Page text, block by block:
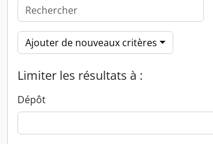
Ajouter de nouveaux critères
Limiter les résultats à :
Dépôt